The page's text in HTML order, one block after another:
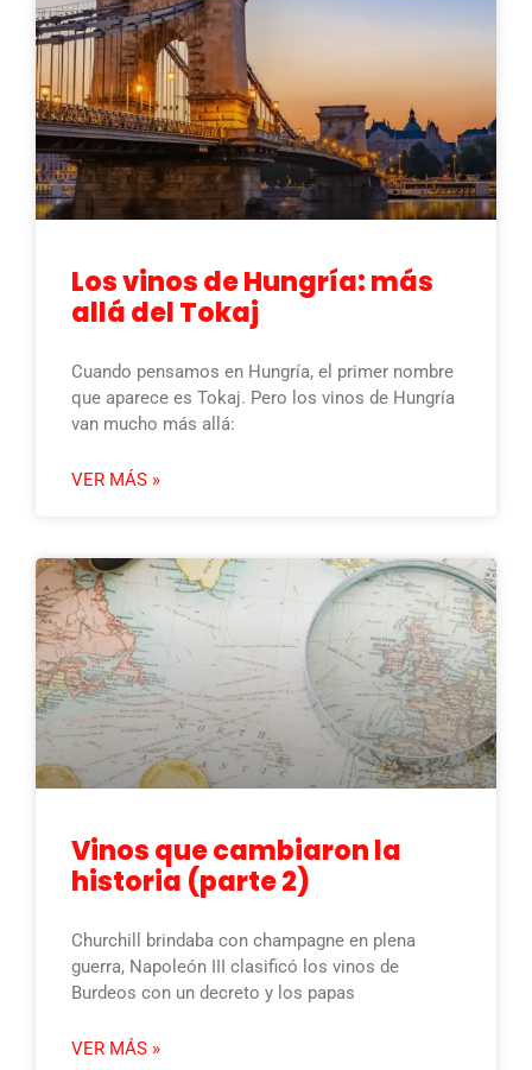
Los vinos de Hungría: más
allá del Tokaj
Cuando pensamos en Hungría, el primer nombre
que aparece es Tokaj. Pero los vinos de Hungría
van mucho más allá:
VER MÁS »
Vinos que cambiaron la
historia (parte 2)
Churchill brindaba con champagne en plena
guerra, Napoleón III clasificó los vinos de
Burdeos con un decreto y los papas
VER MÁS »